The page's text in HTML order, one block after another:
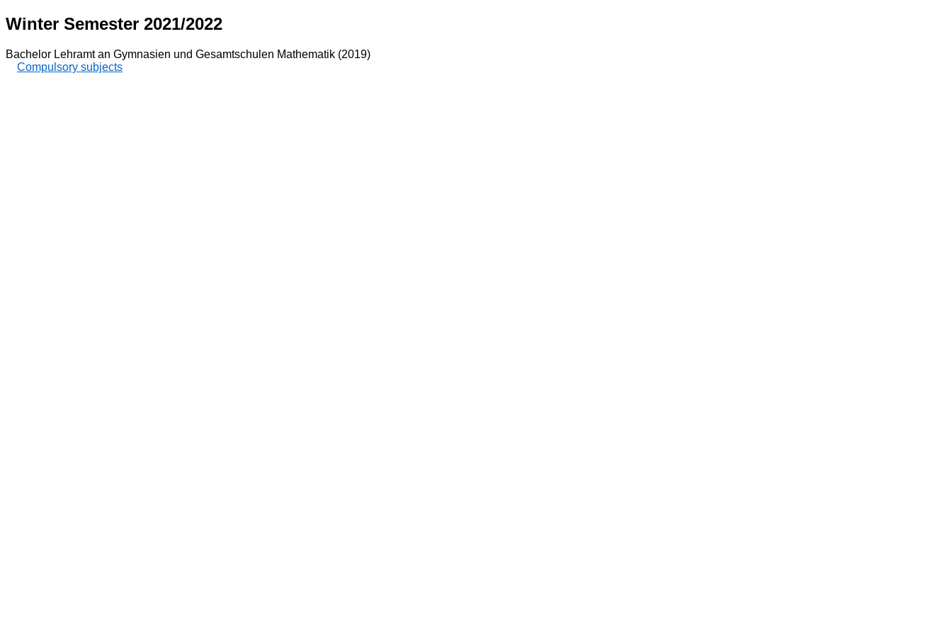
Winter Semester 2021/2022
Bachelor Lehramt an Gymnasien und Gesamtschulen Mathematik (2019)
Compulsory subjects